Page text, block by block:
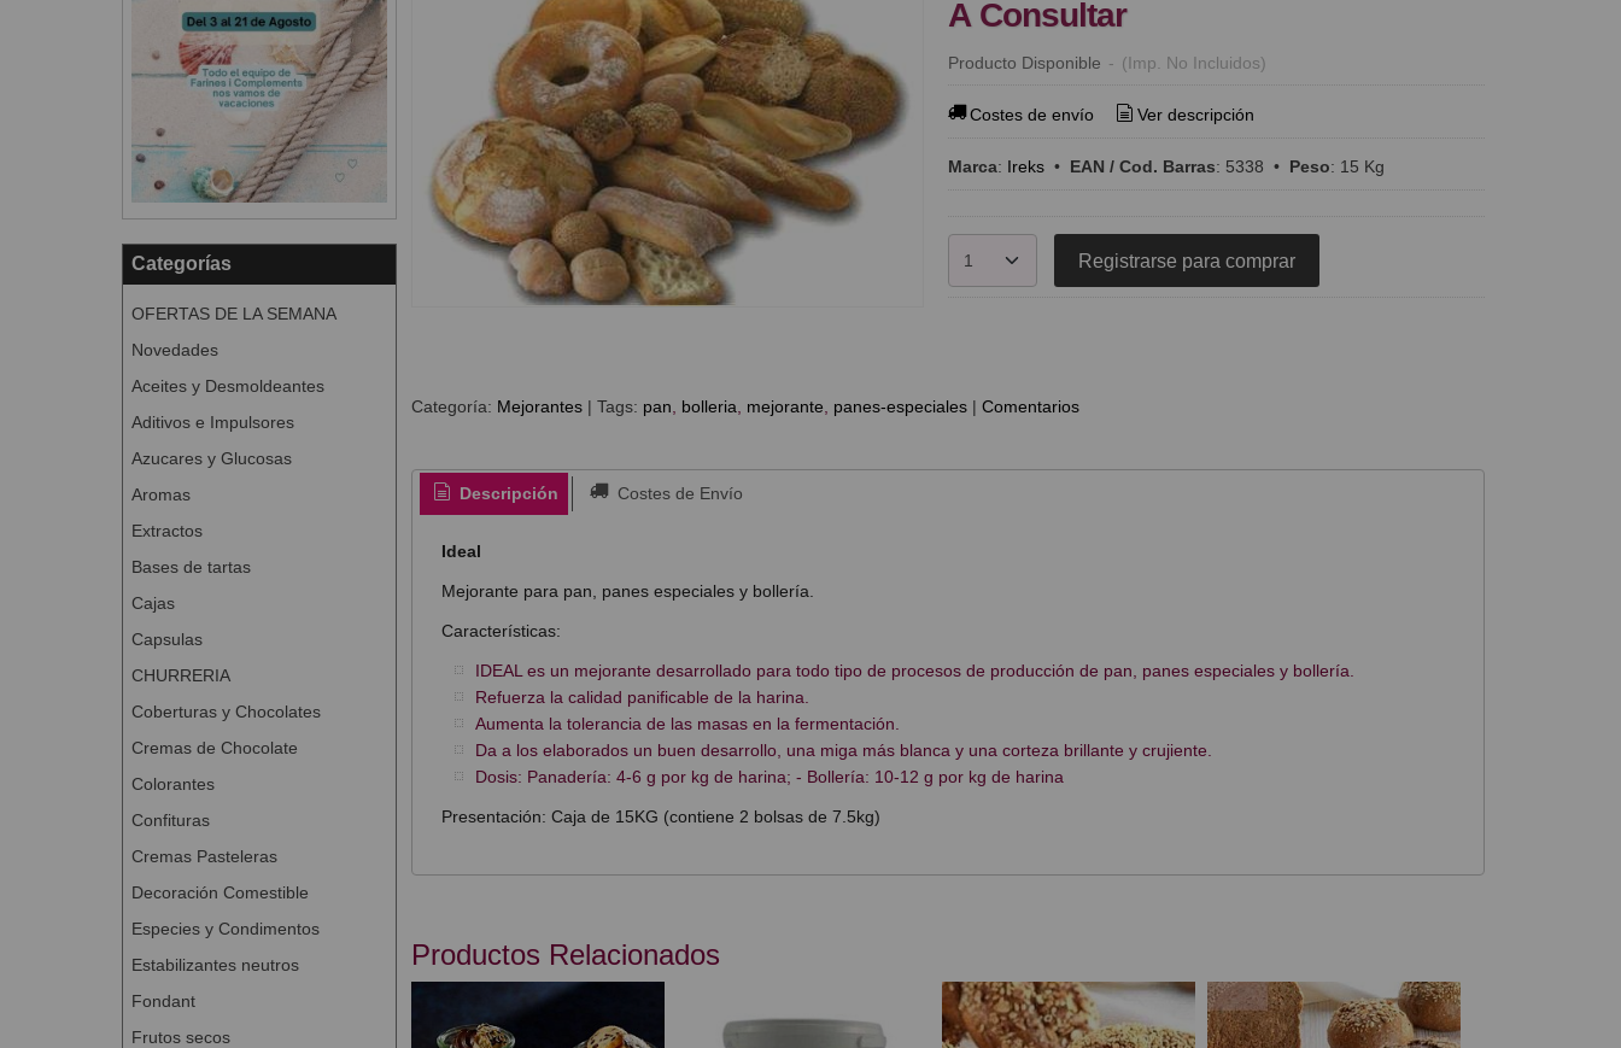
Categorías
OFERTAS DE LA SEMANA
Novedades
Aceites y Desmoldeantes
Aditivos e Impulsores
Azucares y Glucosas
Aromas
Extractos
Bases de tartas
Cajas
Capsulas
CHURRERIA
Coberturas y Chocolates
Cremas de Chocolate
Colorantes
Confituras
Cremas Pasteleras
Decoración Comestible
Especies y Condimentos
Estabilizantes neutros
Fondant
Frutos secos
A Consultar
Producto Disponible - (Imp. No Incluidos)
Costes de envío Ver descripción
Marca: Ireks• EAN / Cod. Barras: 5338 • Peso: 15 Kg
Registrarse para comprar
Categoría: Mejorantes| Tags: pan bolleria mejorante panes-especiales | Comentarios
Descripción Costes de Envío
Ideal
Mejorante para pan, panes especiales y bollería.
Características:
IDEAL es un mejorante desarrollado para todo tipo de procesos de producción de pan, panes especiales y bollería.
Refuerza la calidad panificable de la harina.
Aumenta la tolerancia de las masas en la fermentación.
Da a los elaborados un buen desarrollo, una miga más blanca y una corteza brillante y crujiente.
Dosis: Panadería: 4-6 g por kg de harina; - Bollería: 10-12 g por kg de harina
Presentación: Caja de 15KG (contiene 2 bolsas de 7.5kg)
Productos Relacionados